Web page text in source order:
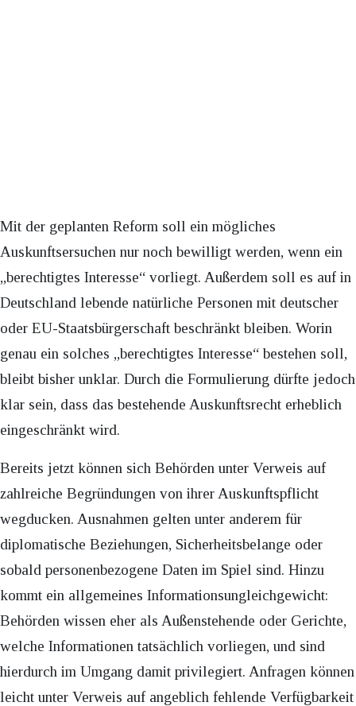
Mit der geplanten Reform soll ein mögliches
Auskunftsersuchen nur noch bewilligt werden, wenn ein
„berechtigtes Interesse“ vorliegt. Außerdem soll es auf in
Deutschland lebende natürliche Personen mit deutscher
oder EU-Staatsbürgerschaft beschränkt bleiben. Worin
genau ein solches „berechtigtes Interesse“ bestehen soll,
bleibt bisher unklar. Durch die Formulierung dürfte jedoch
klar sein, dass das bestehende Auskunftsrecht erheblich
eingeschränkt wird.
Bereits jetzt können sich Behörden unter Verweis auf
zahlreiche Begründungen von ihrer Auskunftspflicht
wegducken. Ausnahmen gelten unter anderem für
diplomatische Beziehungen, Sicherheitsbelange oder
sobald personenbezogene Daten im Spiel sind. Hinzu
kommt ein allgemeines Informationsungleichgewicht:
Behörden wissen eher als Außenstehende oder Gerichte,
welche Informationen tatsächlich vorliegen, und sind
hierdurch im Umgang damit privilegiert. Anfragen können
leicht unter Verweis auf angeblich fehlende Verfügbarkeit